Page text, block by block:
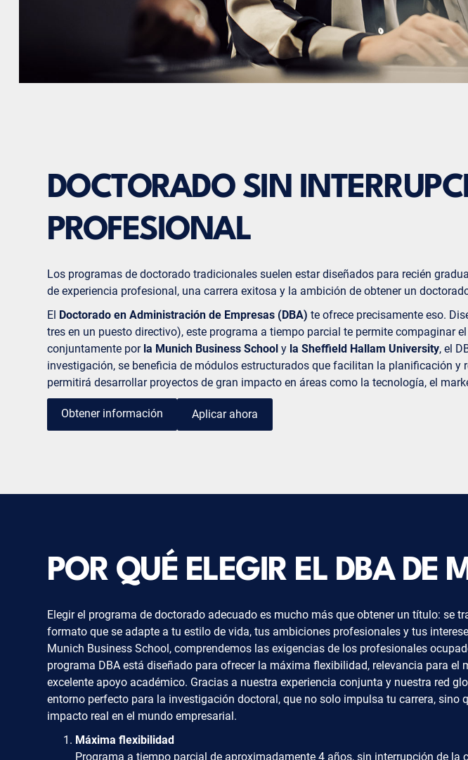
DOCTORADO SIN
PROFESIONAL
Los programas de doctorado tradicionales suelen estar diseñados para recién
de experiencia profesional, una carrera exitosa y la ambición de obtener un
El Doctorado en Administración de Empresas (DBA) te ofrece precisamente eso.
tres en un puesto directivo), este programa a tiempo parcial te permite
conjuntamente por la Munich Business School y la Sheffield Hallam University, el
investigación, se beneficia de módulos estructurados que facilitan la planificación
permitirá desarrollar proyectos de gran impacto en áreas como la tecnología, el
Obtener información Aplicar ahora
POR QUÉ ELEGIR EL DBA DE
Elegir el programa de doctorado adecuado es mucho más que obtener un título: se
formato que se adapte a tu estilo de vida, tus ambiciones profesionales y tus
Munich Business School, comprendemos las exigencias de los profesionales
programa DBA está diseñado para ofrecer la máxima flexibilidad, relevancia para el
excelente apoyo académico. Gracias a nuestra experiencia conjunta y nuestra red
entorno perfecto para la investigación doctoral, que no solo impulsa tu carrera, sino
impacto real en el mundo empresarial.
Máxima flexibilidad
Programa a tiempo parcial de aproximadamente 4 años, sin interrupción de la